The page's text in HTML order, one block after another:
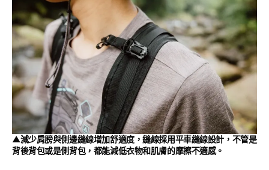
▲減少肩膀與側邊縫線增加舒適度，縫線採用平車縫線設計，不管是
背後背包或是側背包，都能減低衣物和肌膚的摩擦不適感。